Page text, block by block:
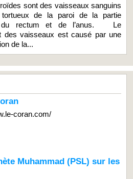
sont des vaisseaux sanguins
de la paroi de la partie
du rectum et de l’anus. Le
des vaisseaux est causé par une
de la...
coran.com/
Muhammad (PSL) sur les